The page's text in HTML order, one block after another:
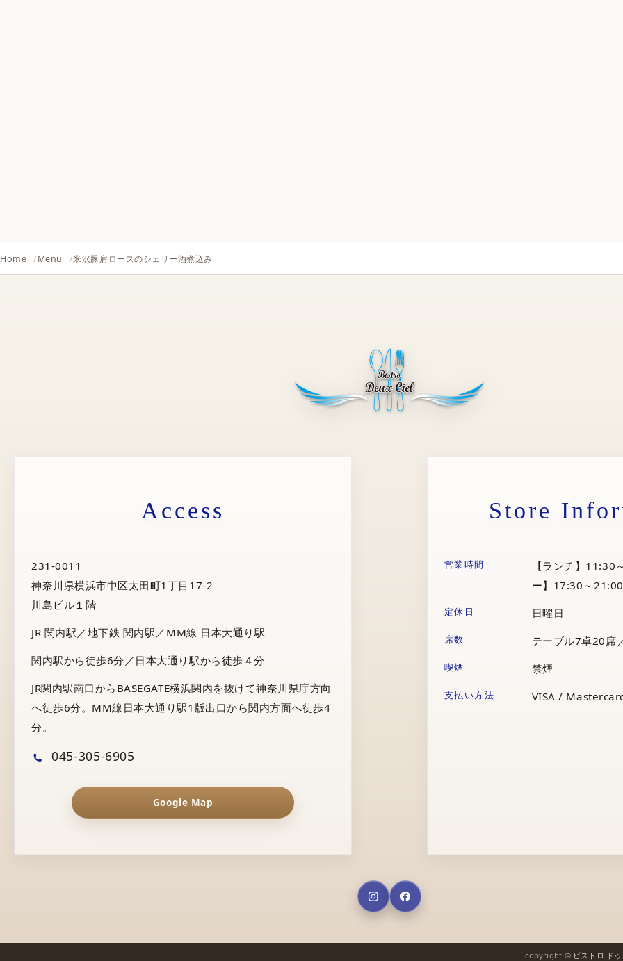
Home Menu 米沢豚肩ロースのシェリー酒煮込み
Access
231-0011
神奈川県横浜市中区太田町1丁目17-2
川島ビル１階
JR 関内駅／地下鉄 関内駅／MM線 日本大通り駅
関内駅から徒歩6分／日本大通り駅から徒歩４分
JR関内駅南口からBASEGATE横浜関内を抜けて神奈川県庁方向
へ徒歩6分。MM線日本大通り駅1版出口から関内方面へ徒歩4
分。
045-305-6905
Google Map
Store
営業時間
【ランチ】11:30
ー】17:30～
定休日 日曜日
席数 テーブル7卓20席
喫煙 禁煙
支払い方法 VISA /
copyright © ビストロ ド